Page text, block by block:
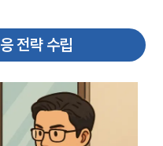
전략 수립